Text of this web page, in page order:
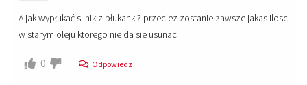
A jak wypłukać silnik z płukanki? przeciez zostanie zawsze jakas ilosc
w starym oleju ktorego nie da sie usunac
0 Odpowiedz